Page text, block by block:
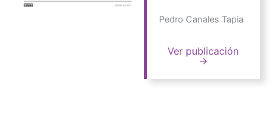
Pedro Canales Tapia
Ver publicación
→